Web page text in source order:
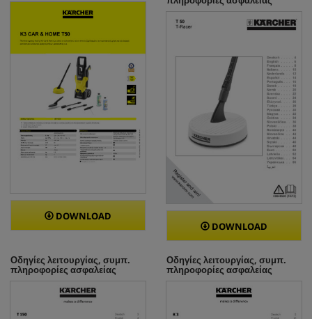
DOWNLOAD
DOWNLOAD
Οδηγίες λειτουργίας, συμπ.
πληροφορίες ασφαλείας
Οδηγίες λειτουργίας, συμπ.
πληροφορίες ασφαλείας